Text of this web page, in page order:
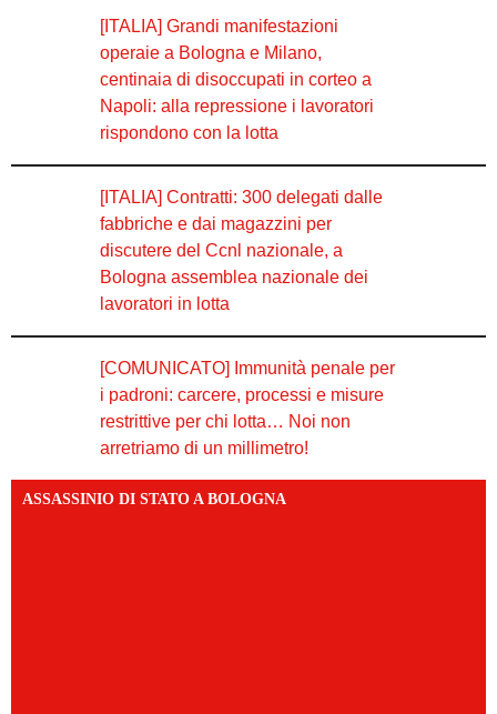
[ITALIA] Grandi manifestazioni
operaie a Bologna e Milano,
centinaia di disoccupati in corteo a
Napoli: alla repressione i lavoratori
rispondono con la lotta
[ITALIA] Contratti: 300 delegati dalle
fabbriche e dai magazzini per
discutere del Ccnl nazionale, a
Bologna assemblea nazionale dei
lavoratori in lotta
[COMUNICATO] Immunità penale per
i padroni: carcere, processi e misure
restrittive per chi lotta… Noi non
arretriamo di un millimetro!
ASSASSINIO DI STATO A BOLOGNA